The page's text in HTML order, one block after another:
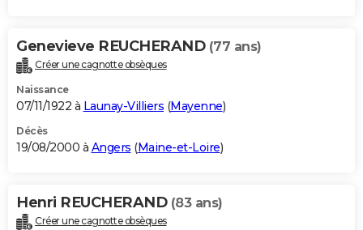
Genevieve REUCHERAND (77 ans)
Créer une cagnotte obsèques
Naissance
07/11/1922 à Launay-Villiers (Mayenne)
Décès
19/08/2000 à Angers (Maine-et-Loire)
Henri REUCHERAND (83 ans)
Créer une cagnotte obsèques